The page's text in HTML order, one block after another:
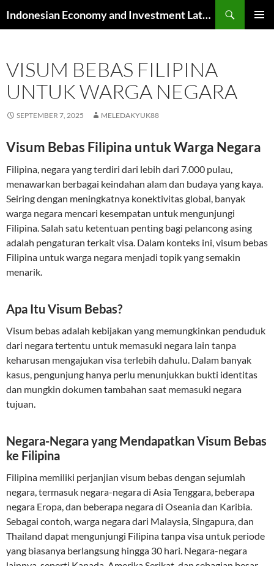
to
Indonesian Economy and Investment Latest News
VISUM BEBAS FILIPINA
UNTUK WARGA NEGARA
SEPTEMBER 7, 2025 MELEDAKYUK88
Visum Bebas Filipina untuk Warga Negara
Filipina, negara yang terdiri dari lebih dari 7.000 pulau,
menawarkan berbagai keindahan alam dan budaya yang kaya.
Seiring dengan meningkatnya konektivitas global, banyak
warga negara mencari kesempatan untuk mengunjungi
Filipina. Salah satu ketentuan penting bagi pelancong asing
adalah pengaturan terkait visa. Dalam konteks ini, visum bebas
Filipina untuk warga negara menjadi topik yang semakin
menarik.
Apa Itu Visum Bebas?
Visum bebas adalah kebijakan yang memungkinkan penduduk
dari negara tertentu untuk memasuki negara lain tanpa
keharusan mengajukan visa terlebih dahulu. Dalam banyak
kasus, pengunjung hanya perlu menunjukkan bukti identitas
dan mungkin dokumen tambahan saat memasuki negara
tujuan.
Negara-Negara yang Mendapatkan Visum Bebas
ke Filipina
Filipina memiliki perjanjian visum bebas dengan sejumlah
negara, termasuk negara-negara di Asia Tenggara, beberapa
negara Eropa, dan beberapa negara di Oseania dan Karibia.
Sebagai contoh, warga negara dari Malaysia, Singapura, dan
Thailand dapat mengunjungi Filipina tanpa visa untuk periode
yang biasanya berlangsung hingga 30 hari. Negara-negara